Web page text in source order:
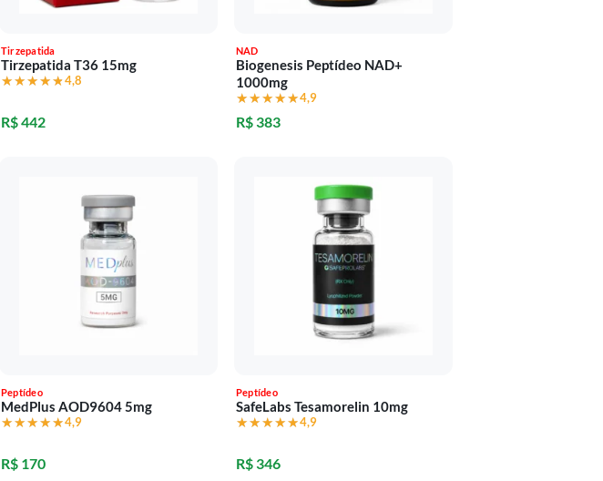
Tirzepatida
Tirzepatida T36 15mg
★★★★★
★★★★★4,8
R$ 442
NAD
Biogenesis Peptídeo NAD+
1000mg
★★★★★
★★★★★4,9
R$ 383
Peptídeo
MedPlus AOD9604 5mg
★★★★★
★★★★★4,9
R$ 170
Peptídeo
SafeLabs Tesamorelin 10mg
★★★★★
★★★★★4,9
R$ 346